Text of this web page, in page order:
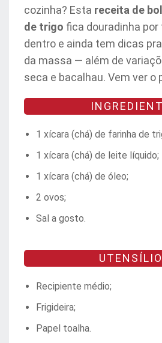
cozinha? Esta receita de
de trigo fica douradinha
dentro e ainda tem dicas
da massa — além de
seca e bacalhau. Vem ver o
1 xícara (chá) de farinha de
1 xícara (chá) de leite líquido;
1 xícara (chá) de óleo;
2 ovos;
Sal a gosto.
Recipiente médio;
Frigideira;
Papel toalha.